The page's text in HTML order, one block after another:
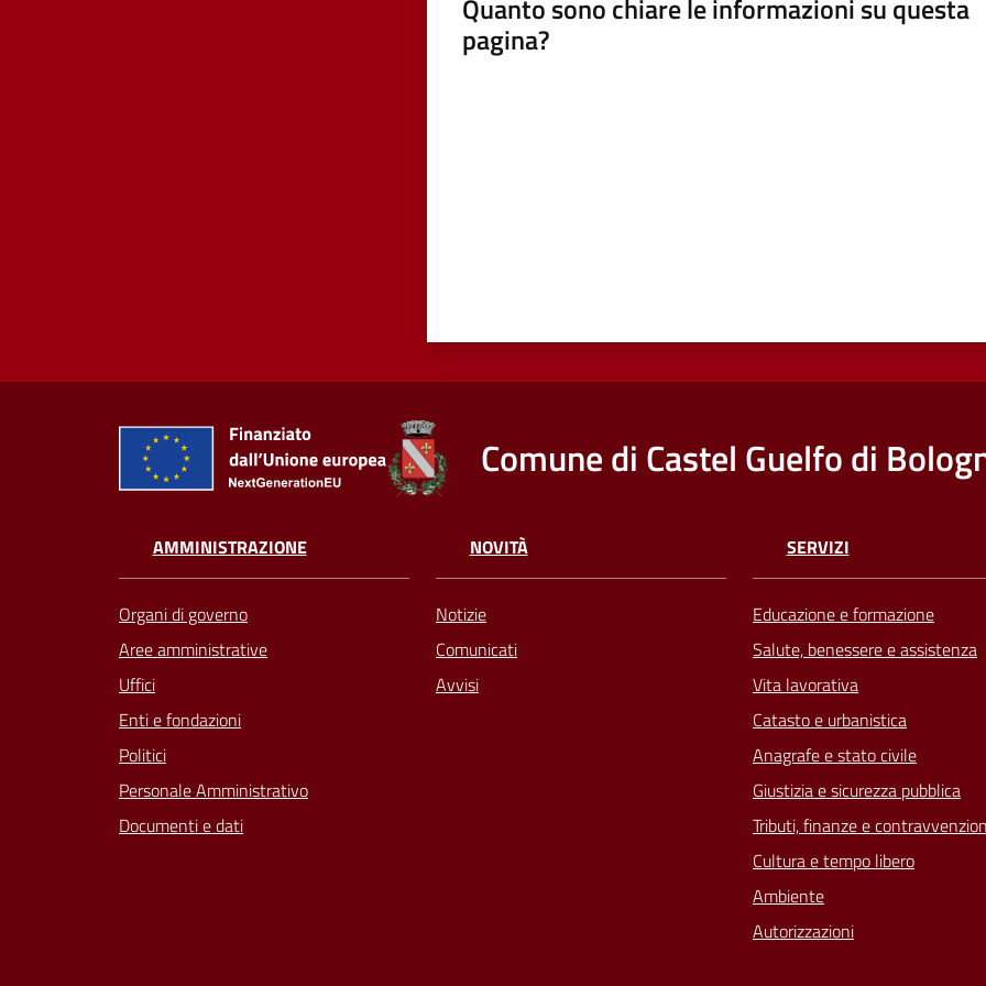
Quanto sono chiare le informazioni su questa
pagina?
Comune di Castel Guelfo di
AMMINISTRAZIONE
Organi di governo
Aree amministrative
Uffici
Enti e fondazioni
Politici
Personale Amministrativo
Documenti e dati
NOVITÀ
Notizie
Comunicati
Avvisi
SERVIZI
Educazione e formazione
Salute, benessere e assistenza
Vita lavorativa
Catasto e urbanistica
Anagrafe e stato civile
Giustizia e sicurezza pubblica
Tributi, finanze e
Cultura e tempo libero
Ambiente
Autorizzazioni